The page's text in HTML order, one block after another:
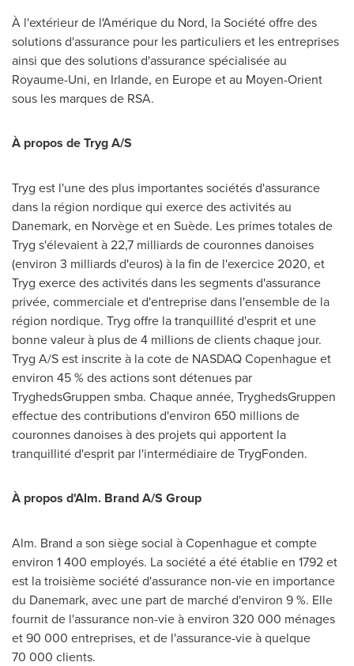
À l'extérieur de l'Amérique du Nord, la Société offre des
solutions d'assurance pour les particuliers et les entreprises
ainsi que des solutions d'assurance spécialisée au
Royaume-Uni, en Irlande, en Europeet au Moyen-Orient
sous les marques de RSA.
À propos de Tryg A/S
Tryg est l'une des plus importantes sociétés d'assurance
dans la région nordique qui exerce des activités au
Danemark, en Norvège et en Suède. Les primes totales de
Tryg s'élevaient à 22,7 milliards de couronnes danoises
(environ 3 milliards d'euros) à la fin de l'exercice2020, et
Tryg exerce des activités dans les segments d'assurance
privée, commerciale et d'entreprise dans l'ensemble de la
région nordique. Tryg offre la tranquillité d'esprit et une
bonne valeur à plus de 4 millions de clients chaque jour.
Tryg A/S est inscrite à la cote de NASDAQ Copenhague et
environ 45 % des actions sont détenues par
TryghedsGruppen smba. Chaque année, TryghedsGruppen
effectue des contributions d'environ 650 millions de
couronnes danoises à des projets qui apportent la
tranquillité d'esprit par l'intermédiaire de TrygFonden.
À propos d'Alm. Brand A/S Group
Alm. Brand a son siège social à Copenhague et compte
environ 1 400 employés. La société a été établie en 1792 et
est la troisième société d'assurance non-vie en importance
du Danemark, avec une part de marché d'environ 9 %. Elle
fournit de l'assurance non-vie à environ 320 000 ménages
et 90 000 entreprises, et de l'assurance-vie à quelque
70 000 clients.